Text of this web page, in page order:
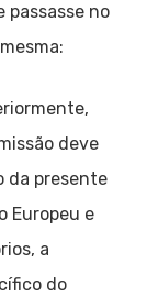
passasse no
deve
da presente
Europeu e
a
do